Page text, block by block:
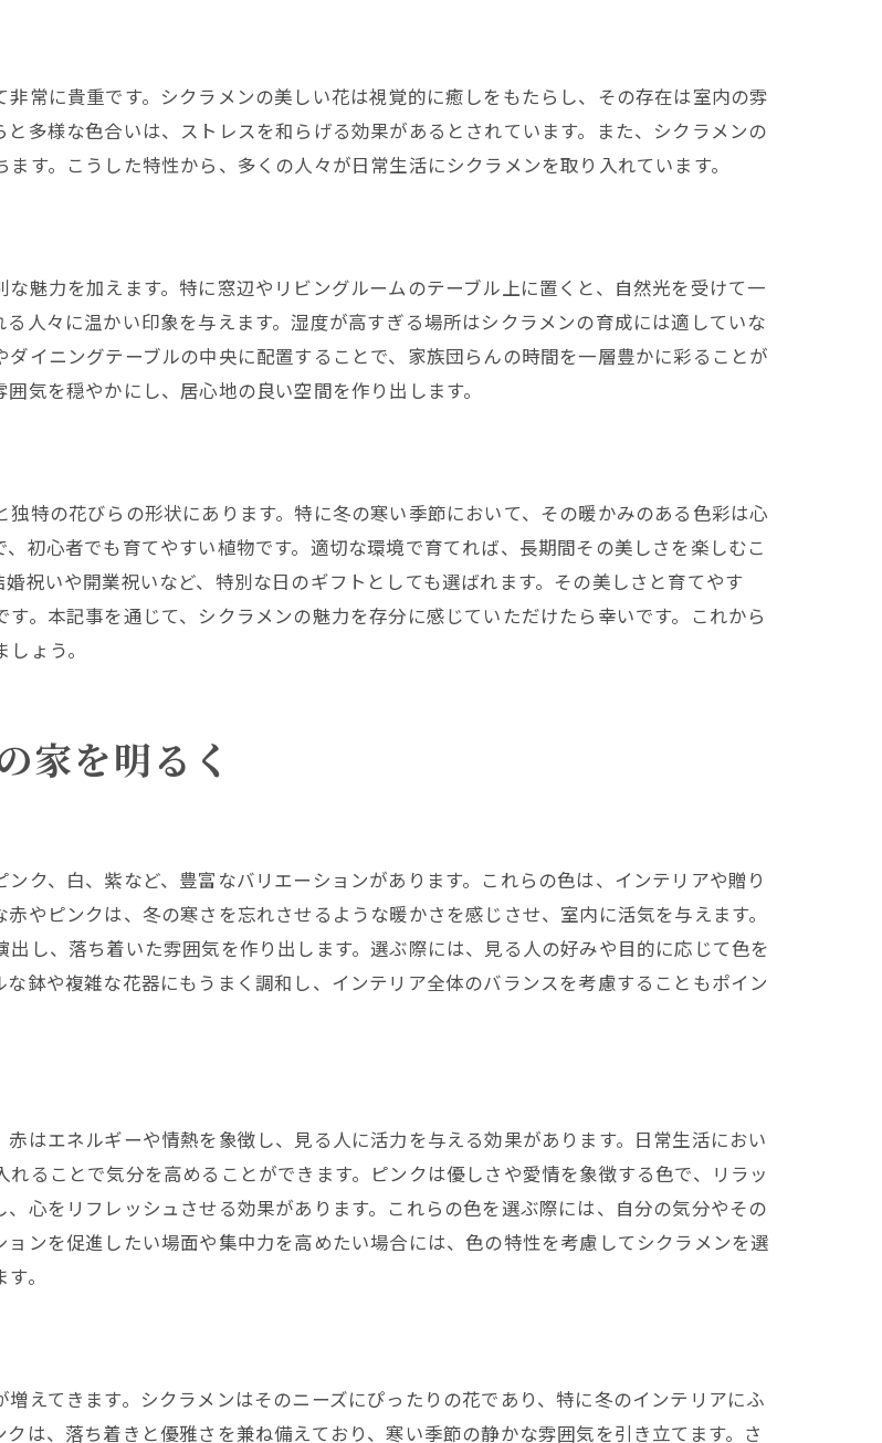
合ったシクラメンの選び方
すいシクラメンの特徴
メンの購入時に気を付けるポイント
メンの品種特性を活かした育て方
で冬のインテリアをアップデート
ラメンを使ったインテリアコーディネート
メンの配置で作る快適な空間
クラメンの育成ポイント
メンを美しく育てるための環境要因
さを保つための温度管理
の花とともに過ごす冬の楽しみ方
メンを活かした季節のディスプレイ
らしに彩りを添えるシクラメン
メンを主役にした室内装飾のアイデア
常に貴重です。シクラメンの美しい花は視覚的に癒しをもたらし、その存在は室内の雰
多様な色合いは、ストレスを和らげる効果があるとされています。また、シクラメンの
す。こうした特性から、多くの人々が日常生活にシクラメンを取り入れています。
魅力を加えます。特に窓辺やリビングルームのテーブル上に置くと、自然光を受けて一
人々に温かい印象を与えます。湿度が高すぎる場所はシクラメンの育成には適していな
イニングテーブルの中央に配置することで、家族団らんの時間を一層豊かに彩ることが
気を穏やかにし、居心地の良い空間を作り出します。
特の花びらの形状にあります。特に冬の寒い季節において、その暖かみのある色彩は心
初心者でも育てやすい植物です。適切な環境で育てれば、長期間その美しさを楽しむこ
祝いや開業祝いなど、特別な日のギフトとしても選ばれます。その美しさと育てやす
。本記事を通じて、シクラメンの魅力を存分に感じていただけたら幸いです。これから
ょう。
家を明るく
ク、白、紫など、豊富なバリエーションがあります。これらの色は、インテリアや贈り
やピンクは、冬の寒さを忘れさせるような暖かさを感じさせ、室内に活気を与えます。
し、落ち着いた雰囲気を作り出します。選ぶ際には、見る人の好みや目的に応じて色を
鉢や複雑な花器にもうまく調和し、インテリア全体のバランスを考慮することもポイン
はエネルギーや情熱を象徴し、見る人に活力を与える効果があります。日常生活におい
ることで気分を高めることができます。ピンクは優しさや愛情を象徴する色で、リラッ
心をリフレッシュさせる効果があります。これらの色を選ぶ際には、自分の気分やその
ンを促進したい場面や集中力を高めたい場合には、色の特性を考慮してシクラメンを選
。
えてきます。シクラメンはそのニーズにぴったりの花であり、特に冬のインテリアにふ
は、落ち着きと優雅さを兼ね備えており、寒い季節の静かな雰囲気を引き立てます。さ